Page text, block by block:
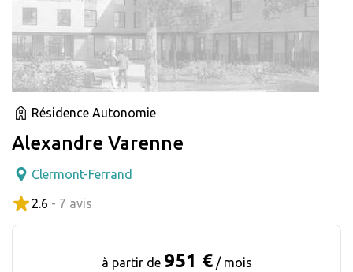
Résidence Autonomie
Alexandre Varenne
Clermont-Ferrand
2.6 - 7 avis
à partir de 951 € / mois